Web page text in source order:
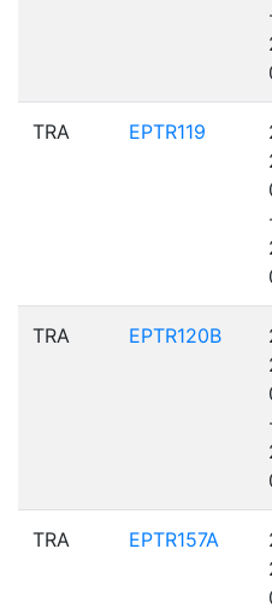
TRA EPTR119
TRA EPTR120B
TRA EPTR157A